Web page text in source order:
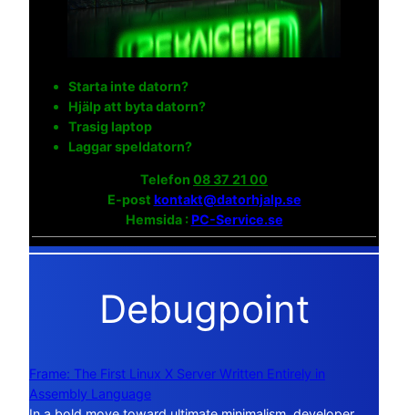
Starta inte datorn?
Hjälp att byta datorn?
Trasig laptop
Laggar speldatorn?
Telefon 08 37 21 00
E-post kontakt@datorhjalp.se
Hemsida :PC-Service.se
Debugpoint
Frame: The First Linux X Server Written Entirely in
Assembly Language